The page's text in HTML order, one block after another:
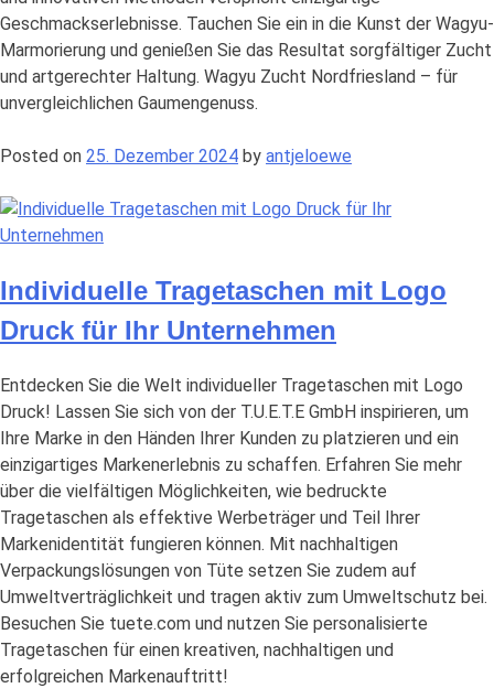
Geschmackserlebnisse. Tauchen Sie ein in die Kunst der Wagyu-
Marmorierung und genießen Sie das Resultat sorgfältiger Zucht
und artgerechter Haltung. Wagyu Zucht Nordfriesland – für
unvergleichlichen Gaumengenuss.
Posted on 25. Dezember 2024 by antjeloewe
Individuelle Tragetaschen mit Logo
Druck für Ihr Unternehmen
Entdecken Sie die Welt individueller Tragetaschen mit Logo
Druck! Lassen Sie sich von der T.U.E.T.E GmbH inspirieren, um
Ihre Marke in den Händen Ihrer Kunden zu platzieren und ein
einzigartiges Markenerlebnis zu schaffen. Erfahren Sie mehr
über die vielfältigen Möglichkeiten, wie bedruckte
Tragetaschen als effektive Werbeträger und Teil Ihrer
Markenidentität fungieren können. Mit nachhaltigen
Verpackungslösungen von Tüte setzen Sie zudem auf
Umweltverträglichkeit und tragen aktiv zum Umweltschutz bei.
Besuchen Sie tuete.com und nutzen Sie personalisierte
Tragetaschen für einen kreativen, nachhaltigen und
erfolgreichen Markenauftritt!